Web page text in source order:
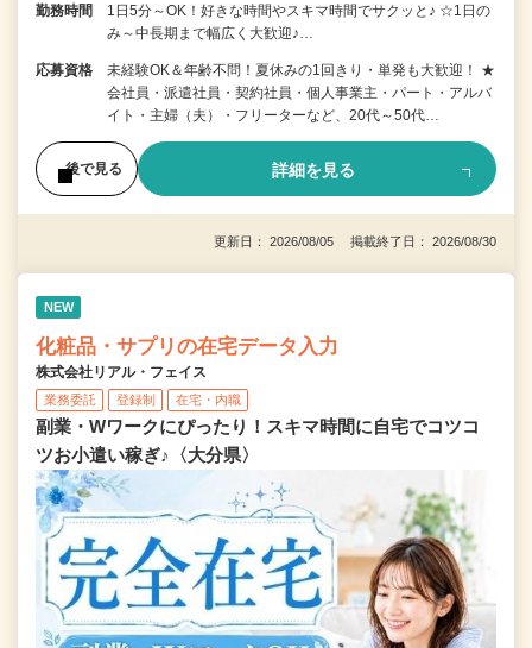
勤務時間
1日5分～OK！好きな時間やスキマ時間でサクッと♪ ☆1日の
み～中長期まで幅広く大歓迎♪…
応募資格
未経験OK＆年齢不問！夏休みの1回きり・単発も大歓迎！ ★
会社員・派遣社員・契約社員・個人事業主・パート・アルバ
イト・主婦（夫）・フリーターなど、20代～50代…
後で見る 詳細を見る
更新日： 2026/08/05 掲載終了日： 2026/08/30
NEW
化粧品・サプリの在宅データ入力
株式会社リアル・フェイス
業務委託 登録制 在宅・内職
副業・Wワークにぴったり！スキマ時間に自宅でコツコ
ツお小遣い稼ぎ♪〈大分県〉